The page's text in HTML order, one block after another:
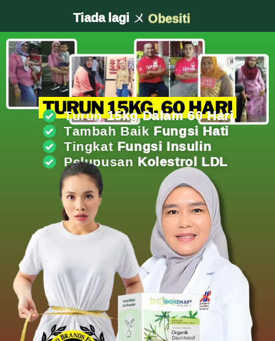
Tiada lagi ㄨ Kolestrol Jahat
TURUN 15KG, 60 HARI
Turun15kg Dalam 60 Hari
Tambah Baik Fungsi Hati
Tingkat Fungsi Insulin
Pelupusan Kolestrol LDL